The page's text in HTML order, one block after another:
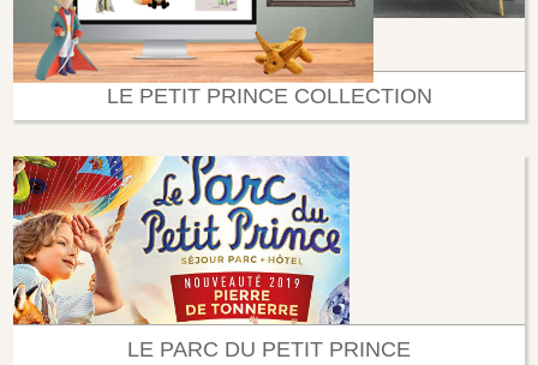
LE PETIT PRINCE COLLECTION
LE PARC DU PETIT PRINCE